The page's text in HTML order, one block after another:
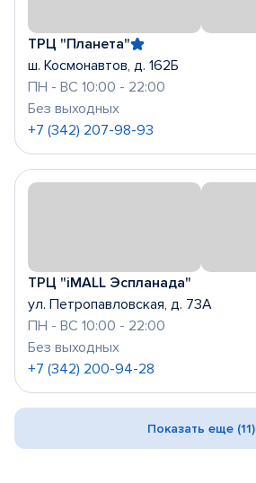
ТРЦ "Планета"
ш. Космонавтов, д. 162Б
ПН - ВС 10:00 - 22:00
Без выходных
+7 (342) 207-98-93
ТРЦ "iMALL Эспланада"
ул. Петропавловская, д. 73А
ПН - ВС 10:00 - 22:00
Без выходных
+7 (342) 200-94-28
Показать еще (11)